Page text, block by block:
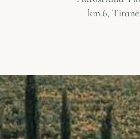
km.6,